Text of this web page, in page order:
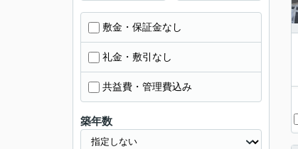
敷金・保証金なし
礼金・敷引なし
共益費・管理費込み
築年数